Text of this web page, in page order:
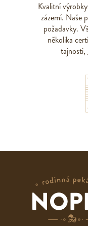
Kvalitní
zázemí. Naše
požadavky.
několika
tajnosti,